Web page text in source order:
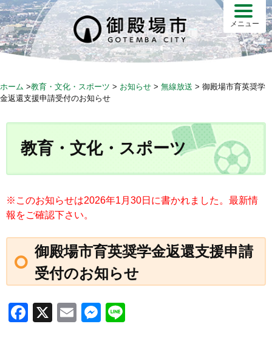
S
k
i
p
c
メニュー
ホーム >教育・文化・スポーツ > お知らせ > 無線放送 > 御殿場市育英奨学
金返還支援申請受付のお知らせ
教育・文化・スポーツ
※このお知らせは2026年1月30日に書かれました。最新情
報をご確認下さい。
御殿場市育英奨学金返還支援申請
受付のお知らせ
F
X
E
M